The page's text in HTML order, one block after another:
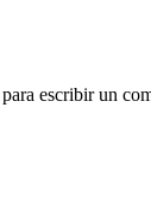
escribir un